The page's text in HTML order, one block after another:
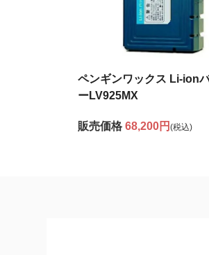
ペンギンワックス Li-ion
ーLV925MX
販売価格 68,200円 (税込)